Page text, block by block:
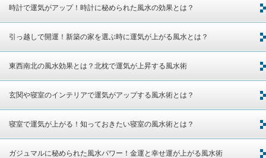
時計で運気がアップ！時計に秘められた風水の効果とは？
引っ越しで開運！新築の家を選ぶ時に運気が上がる風水とは？
東西南北の風水効果とは？北枕で運気が上昇する風水術
玄関や寝室のインテリアで運気がアップする風水術とは？
寝室で運気が上がる！知っておきたい寝室の風水術とは？
ガジュマルに秘められた風水パワー！金運と幸せ運が上がる風水術